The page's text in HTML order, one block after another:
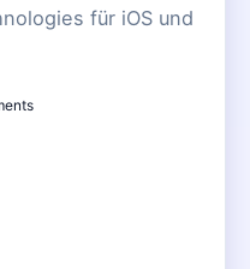
für iOS und